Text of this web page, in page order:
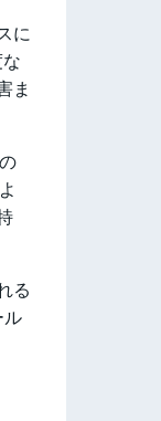
に
ま
の
る
ル